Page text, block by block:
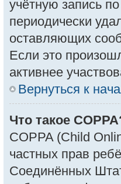
учётную запись
периодически
оставляющих
Если это
активнее
Вернуться к
Что такое
COPPA (Child
частных прав
Соединённых